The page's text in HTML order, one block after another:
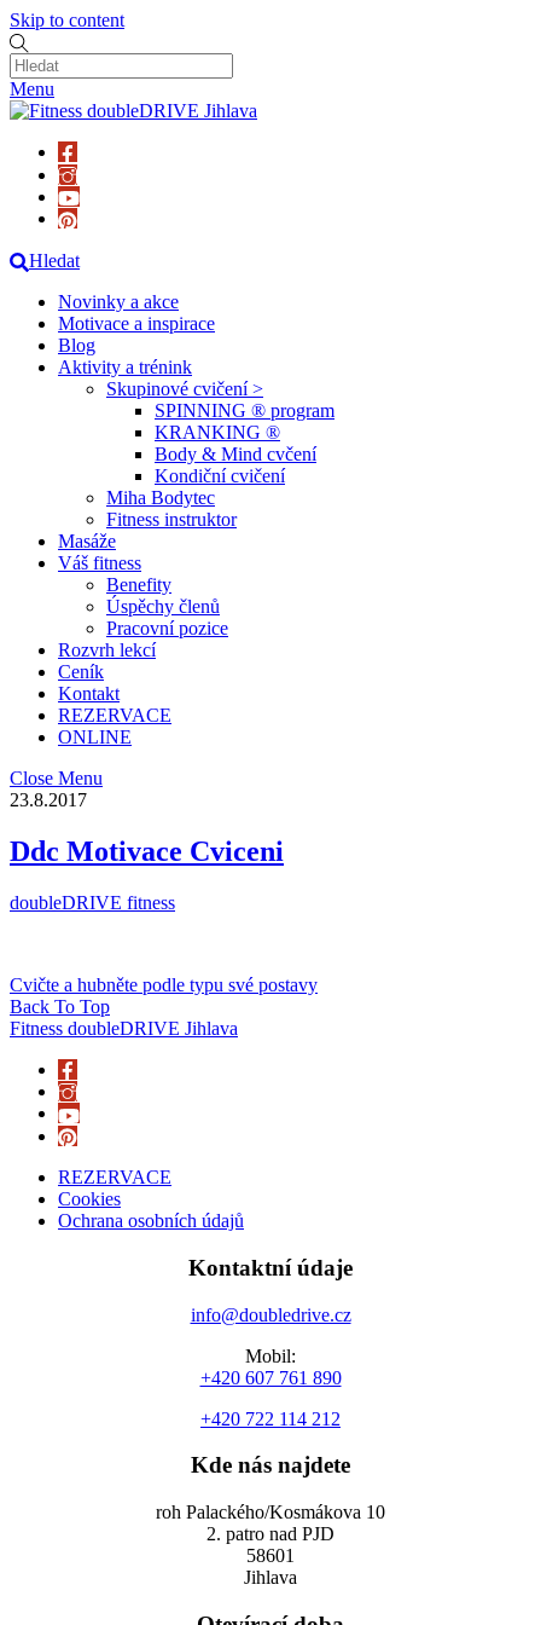
Skip to content
Menu
Hledat
Novinky a akce
Motivace a inspirace
Blog
Aktivity a trénink
Skupinové cvičení >
SPINNING ® program
KRANKING ®
Body & Mind cvčení
Kondiční cvičení
Miha Bodytec
Fitness instruktor
Masáže
Váš fitness
Benefity
Úspěchy členů
Pracovní pozice
Rozvrh lekcí
Ceník
Kontakt
REZERVACE
ONLINE
Close Menu
23.8.2017
Ddc Motivace Cviceni
doubleDRIVE fitness
Cvičte a hubněte podle typu své postavy
Back To Top
Fitness doubleDRIVE Jihlava
REZERVACE
Cookies
Ochrana osobních údajů
Kontaktní údaje
info@doubledrive.cz
Mobil:
+420 607 761 890
+420 722 114 212
Kde nás najdete
roh Palackého/Kosmákova 10
2. patro nad PJD
58601
Jihlava